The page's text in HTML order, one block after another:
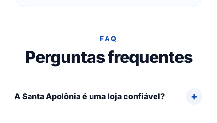
FAQ
Perguntas frequentes
A Santa Apolônia é uma loja confiável?